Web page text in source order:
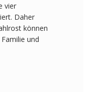
vier
Daher
können
und